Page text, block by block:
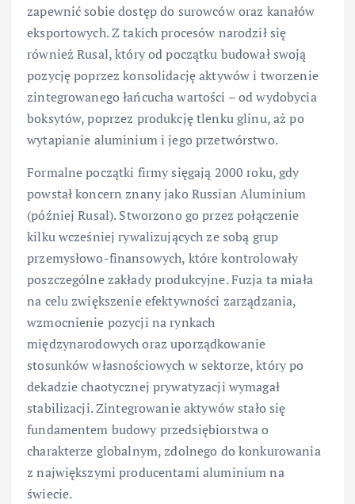
zapewnić sobie dostęp do surowców oraz kanałów
eksportowych. Z takich procesów narodził się
również Rusal, który od początku budował swoją
pozycję poprzez konsolidację aktywów i tworzenie
zintegrowanego łańcucha wartości – od wydobycia
boksytów, poprzez produkcję tlenku glinu, aż po
wytapianie aluminium i jego przetwórstwo.
Formalne początki firmy sięgają 2000 roku, gdy
powstał koncern znany jako Russian Aluminium
(później Rusal). Stworzono go przez połączenie
kilku wcześniej rywalizujących ze sobą grup
przemysłowo-finansowych, które kontrolowały
poszczególne zakłady produkcyjne. Fuzja ta miała
na celu zwiększenie efektywności zarządzania,
wzmocnienie pozycji na rynkach
międzynarodowych oraz uporządkowanie
stosunków własnościowych w sektorze, który po
dekadzie chaotycznej prywatyzacji wymagał
stabilizacji. Zintegrowanie aktywów stało się
fundamentem budowy przedsiębiorstwa o
charakterze globalnym, zdolnego do konkurowania
z największymi producentami aluminium na
świecie.